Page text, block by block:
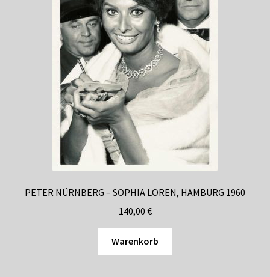
PETER NÜRNBERG – SOPHIA LOREN, HAMBURG 1960
140,00 €
Warenkorb